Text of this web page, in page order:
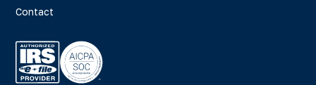
Contact